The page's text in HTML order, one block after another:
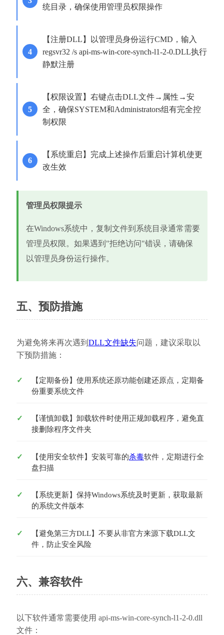
统目录，确保使用管理员权限操作
【注册DLL】以管理员身份运行CMD，输入
regsvr32 /s api-ms-win-core-synch-l1-2-0.DLL执行
静默注册
【权限设置】右键点击DLL文件→属性→安
全，确保SYSTEM和Administrators组有完全控
制权限
【系统重启】完成上述操作后重启计算机使更
改生效
管理员权限提示
在Windows系统中，复制文件到系统目录通常需要
管理员权限。如果遇到"拒绝访问"错误，请确保
以管理员身份运行操作。
五、预防措施
为避免将来再次遇到 DLL文件缺失问题，建议采取以
下预防措施：
【定期备份】使用系统还原功能创建还原点，定期备
份重要系统文件
【谨慎卸载】卸载软件时使用正规卸载程序，避免直
接删除程序文件夹
【使用安全软件】安装可靠的杀毒软件，定期进行全
盘扫描
【系统更新】保持Windows系统及时更新，获取最新
的系统文件版本
【避免第三方DLL】不要从非官方来源下载DLL文
件，防止安全风险
六、兼容软件
以下软件通常需要使用 api-ms-win-core-synch-l1-2-0.dll
文件：